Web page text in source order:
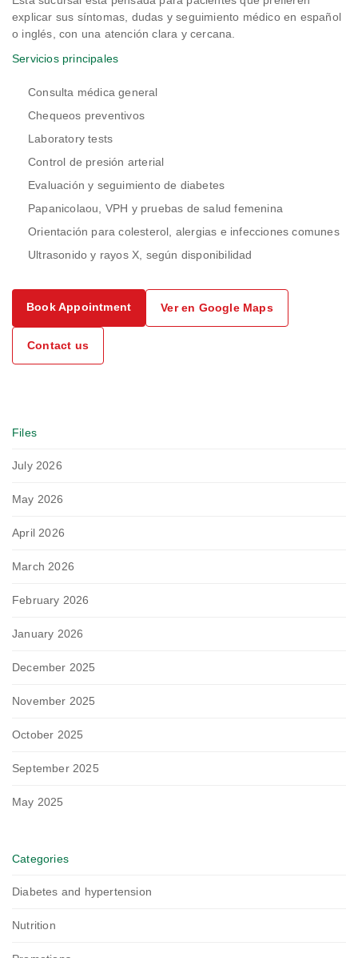
explicar sus síntomas, dudas y seguimiento médico en español
o inglés, con una atención clara y cercana.
Servicios principales
Consulta médica general
Chequeos preventivos
Laboratory tests
Control de presión arterial
Evaluación y seguimiento de diabetes
Papanicolaou, VPH y pruebas de salud femenina
Orientación para colesterol, alergias e infecciones comunes
Ultrasonido y rayos X, según disponibilidad
Book Appointment Ver en Google Maps
Contact us
Files
July 2026
May 2026
April 2026
March 2026
February 2026
January 2026
December 2025
November 2025
October 2025
September 2025
May 2025
Categories
Diabetes and hypertension
Nutrition